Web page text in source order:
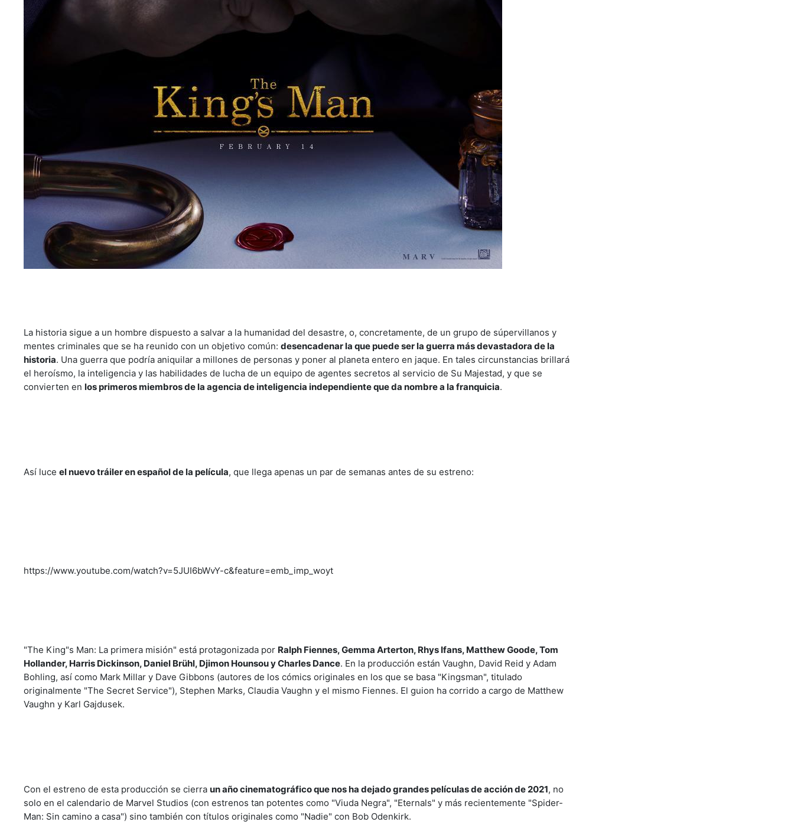
La historia sigue a un hombre dispuesto a salvar a la humanidad del desastre, o, concretamente, de un grupo de súpervillanos y
mentes criminales que se ha reunido con un objetivo común: desencadenar la que puede ser la guerra más devastadora de la
historia. Una guerra que podría aniquilar a millones de personas y poner al planeta entero en jaque. En tales circunstancias brillará
el heroísmo, la inteligencia y las habilidades de lucha de un equipo de agentes secretos al servicio de Su Majestad, y que se
convierten en los primeros miembros de la agencia de inteligencia independiente que da nombre a la franquicia.
Así luce el nuevo tráiler en español de la película, que llega apenas un par de semanas antes de su estreno:
https://www.youtube.com/watch?v=5JUI6bWvY-c&feature=emb_imp_woyt
"The King"s Man: La primera misión" está protagonizada por Ralph Fiennes, Gemma Arterton, Rhys Ifans, Matthew Goode, Tom
Hollander, Harris Dickinson, Daniel Brühl, Djimon Hounsou y Charles Dance. En la producción están Vaughn, David Reid y Adam
Bohling, así como Mark Millar y Dave Gibbons (autores de los cómics originales en los que se basa "Kingsman", titulado
originalmente "The Secret Service"), Stephen Marks, Claudia Vaughn y el mismo Fiennes. El guion ha corrido a cargo de Matthew
Vaughn y Karl Gajdusek.
Con el estreno de esta producción se cierra un año cinematográfico que nos ha dejado grandes películas de acción de 2021, no
solo en el calendario de Marvel Studios (con estrenos tan potentes como "Viuda Negra", "Eternals" y más recientemente "Spider-
Man: Sin camino a casa") sino también con títulos originales como "Nadie" con Bob Odenkirk.